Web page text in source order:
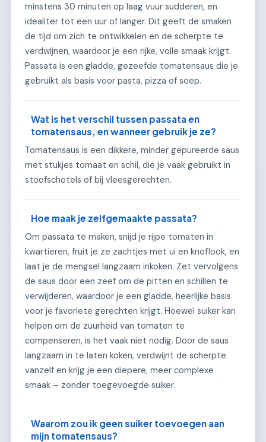
minstens 30 minuten op laag vuur sudderen, en
idealiter tot een uur of langer. Dit geeft de smaken
de tijd om zich te ontwikkelen en de scherpte te
verdwijnen, waardoor je een rijke, volle smaak krijgt.
Passata is een gladde, gezeefde tomatensaus die je
gebruikt als basis voor pasta, pizza of soep.
Wat is het verschil tussen passata en
tomatensaus, en wanneer gebruik je ze?
Tomatensaus is een dikkere, minder gepureerde saus
met stukjes tomaat en schil, die je vaak gebruikt in
stoofschotels of bij vleesgerechten.
Hoe maak je zelfgemaakte passata?
Om passata te maken, snijd je rijpe tomaten in
kwartieren, fruit je ze zachtjes met ui en knoflook, en
laat je de mengsel langzaam inkoken. Zet vervolgens
de saus door een zeef om de pitten en schillen te
verwijderen, waardoor je een gladde, heerlijke basis
voor je favoriete gerechten krijgt. Hoewel suiker kan
helpen om de zuurheid van tomaten te
compenseren, is het vaak niet nodig. Door de saus
langzaam in te laten koken, verdwijnt de scherpte
vanzelf en krijg je een diepere, meer complexe
smaak – zonder toegevoegde suiker.
Waarom zou ik geen suiker toevoegen aan
mijn tomatensaus?